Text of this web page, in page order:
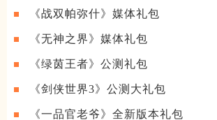
《战双帕弥什》媒体礼包
《无神之界》媒体礼包
《绿茵王者》公测礼包
《剑侠世界3》公测大礼包
《一品官老爷》全新版本礼包